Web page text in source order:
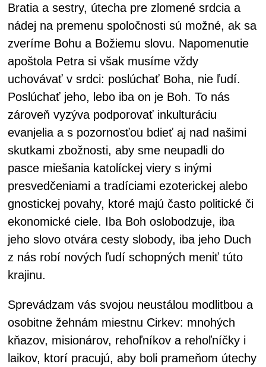
Bratia a sestry, útecha pre zlomené srdcia a
nádej na premenu spoločnosti sú možné, ak sa
zveríme Bohu a Božiemu slovu. Napomenutie
apoštola Petra si však musíme vždy
uchovávať v srdci: poslúchať Boha, nie ľudí.
Poslúchať jeho, lebo iba on je Boh. To nás
zároveň vyzýva podporovať inkulturáciu
evanjelia a s pozornosťou bdieť aj nad našimi
skutkami zbožnosti, aby sme neupadli do
pasce miešania katolíckej viery s inými
presvedčeniami a tradíciami ezoterickej alebo
gnostickej povahy, ktoré majú často politické či
ekonomické ciele. Iba Boh oslobodzuje, iba
jeho slovo otvára cesty slobody, iba jeho Duch
z nás robí nových ľudí schopných meniť túto
krajinu.
Sprevádzam vás svojou neustálou modlitbou a
osobitne žehnám miestnu Cirkev: mnohých
kňazov, misionárov, rehoľníkov a rehoľníčky i
laikov, ktorí pracujú, aby boli prameňom útechy